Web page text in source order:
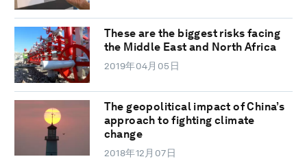
These are the biggest risks facing
the Middle East and North Africa
2019年04月05日
The geopolitical impact of China’s
approach to fighting climate
change
2018年12月07日